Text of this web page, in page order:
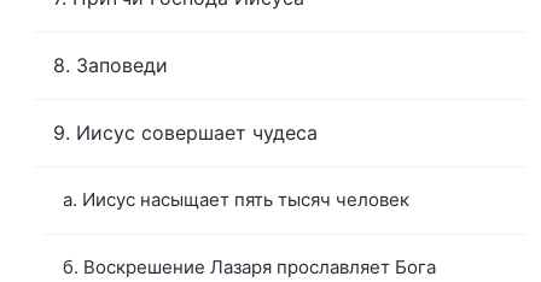
8. Заповеди
9. Иисус совершает чудеса
а. Иисус насыщает пять тысяч человек
б. Воскрешение Лазаря прославляет Бога